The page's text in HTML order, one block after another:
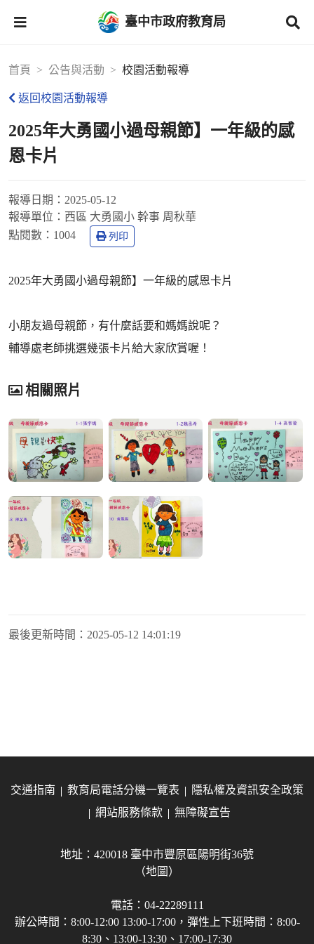
臺中市政府教育局
首頁 公告與活動 校園活動報導
返回校園活動報導
2025年大勇國小過母親節】一年級的感
恩卡片
報導日期： 2025-05-12
報導單位： 西區 大勇國小 幹事 周秋華
點閱數： 1004 列印
2025年大勇國小過母親節】一年級的感恩卡片
小朋友過母親節，有什麼話要和媽媽說呢？
輔導處老師挑選幾張卡片給大家欣賞喔！
相關照片
最後更新時間： 2025-05-12 14:01:19
交通指南 教育局電話分機一覽表
隱私權及資訊安全政策
網站服務條款
無障礙宣告
地址：420018 臺中市豐原區陽明街36號
（地圖）
電話：04-22289111
辦公時間：8:00-12:00 13:00-17:00，彈性上下班時間：8:00-
8:30、13:00-13:30、17:00-17:30